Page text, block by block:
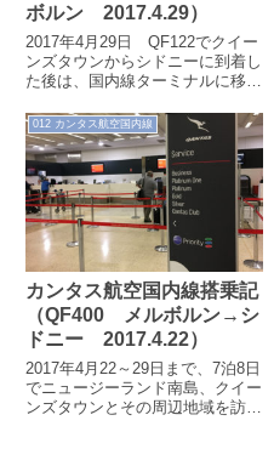
ボルン 2017.4.29）
2017年4月29日 QF122でクイー
ンズタウンからシドニーに到着し
た後は、国内線ターミナルに移動
ぎます。
012 カンタス航空国内線
カンタス航空国内線搭乗記
（QF400 メルボルン→シ
ドニー 2017.4.22）
2017年4月22～29日まで、7泊8日
でニュージーランド南島、クイー
ンズタウンとその周辺地域を訪れ